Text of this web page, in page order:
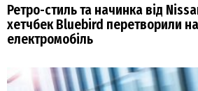
Ретро-стиль та начинка від
хетчбек Bluebird перетворили
електромобіль